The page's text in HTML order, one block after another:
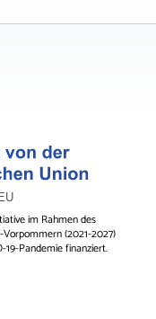
im Rahmen des
(2021-2027)
Pandemie finanziert.